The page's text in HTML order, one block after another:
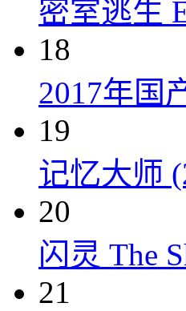
密室逃生
18
2017年国
19
记忆大师
20
闪灵 The
21